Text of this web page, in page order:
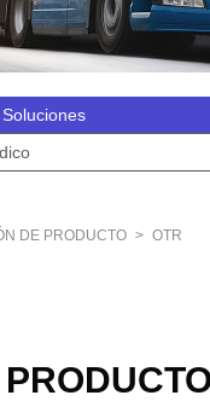
DE PRODUCTO > OTR